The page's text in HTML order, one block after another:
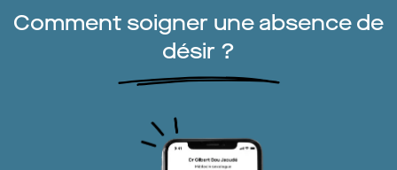
Comment soigner une absence de
désir ?